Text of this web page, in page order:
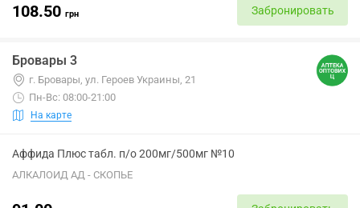
108.50 грн Забронировать
Бровары 3
г. Бровары, ул. Героев Украины, 21
Пн-Вс: 08:00-21:00
На карте
Аффида Плюс табл. п/о 200мг/500мг №10
АЛКАЛОИД АД - СКОПЬЕ